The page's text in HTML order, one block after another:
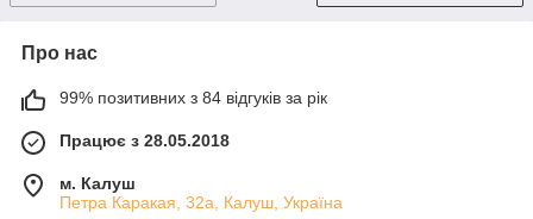
Про нас
99% позитивних з 84 відгуків за рік
Працює з 28.05.2018
м. Калуш
Петра Каракая, 32а, Калуш, Україна